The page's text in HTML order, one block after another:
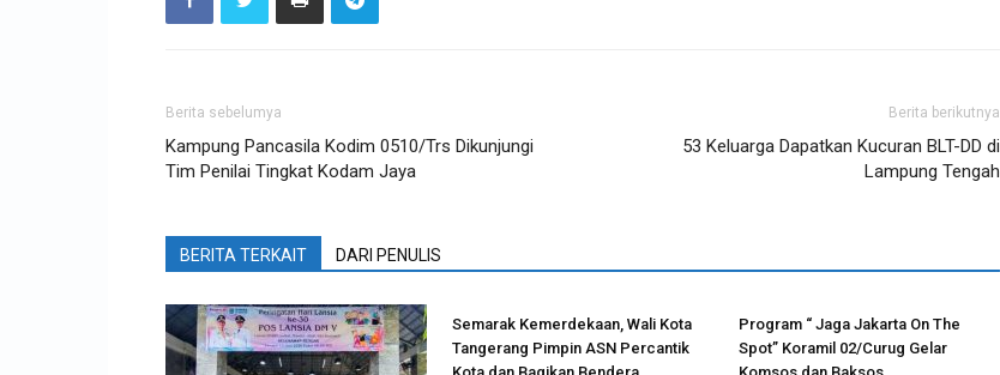
Berita sebelumya
Kampung Pancasila Kodim 0510/Trs Dikunjungi
Tim Penilai Tingkat Kodam Jaya
Berita berikutnya
53 Keluarga Dapatkan Kucuran BLT-DD di
Lampung Tengah
BERITA TERKAIT DARI PENULIS
Semarak Kemerdekaan, Wali Kota
Tangerang Pimpin ASN Percantik
Program “ Jaga Jakarta On The
Spot” Koramil 02/Curug Gelar